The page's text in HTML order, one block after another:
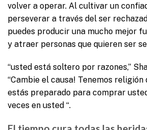
volver a operar. Al cultivar un
perseverar a través del ser
puedes producir una mucho mejor
y atraer personas que quieren ser
“usted está soltero por razones,”
“Cambie el causa! Tenemos
estás preparado para comprar
veces en usted “.